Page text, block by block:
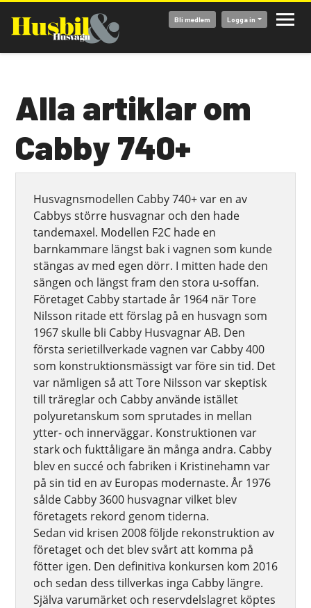
huvudinnehåll
Bli medlem Logga in
Alla artiklar om
Cabby 740+
Husvagnsmodellen Cabby 740+ var en av
Cabbys större husvagnar och den hade
tandemaxel. Modellen F2C hade en
barnkammare längst bak i vagnen som kunde
stängas av med egen dörr. I mitten hade den
sängen och längst fram den stora u-soffan.
Företaget Cabby startade år 1964 när Tore
Nilsson ritade ett förslag på en husvagn som
1967 skulle bli Cabby Husvagnar AB. Den
första serietillverkade vagnen var Cabby 400
som konstruktionsmässigt var före sin tid. Det
var nämligen så att Tore Nilsson var skeptisk
till träreglar och Cabby använde istället
polyuretanskum som sprutades in mellan
ytter- och innerväggar. Konstruktionen var
stark och fukttåligare än många andra. Cabby
blev en succé och fabriken i Kristinehamn var
på sin tid en av Europas modernaste. År 1976
sålde Cabby 3600 husvagnar vilket blev
företagets rekord genom tiderna.
Sedan vid krisen 2008 följde rekonstruktion av
företaget och det blev svårt att komma på
fötter igen. Den definitiva konkursen kom 2016
och sedan dess tillverkas inga Cabby längre.
Själva varumärket och reservdelslagret köptes